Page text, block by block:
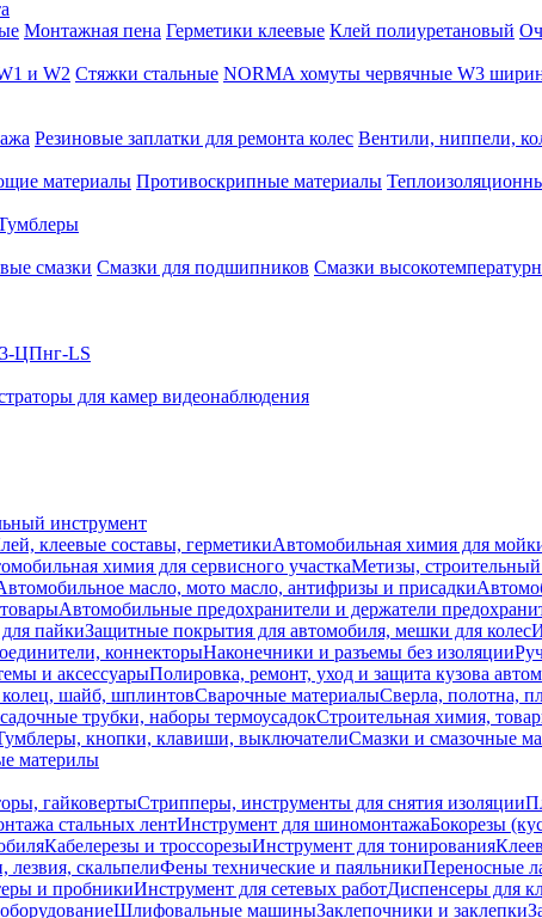
Монтажная пена Герметики клеевые Клей полиуретановый
и W2 Стяжки стальные NORMA хомуты червячные W3
Резиновые заплатки для ремонта колес Вентили, ниппели,
материалы Противоскрипные материалы
смазки Смазки для подшипников Смазки
ЦПнг-LS
для камер видеонаблюдения
инструмент
клеевые составы, герметикиАвтомобильная химия для
химия для сервисного участкаМетизы,
масло, мото масло, антифризы и присадки
Автомобильные предохранители и держатели
пайкиЗащитные покрытия для автомобиля, мешки для колес
коннекторыНаконечники и разъемы без изоляции
и аксессуарыПолировка, ремонт, уход и защита кузова
шайб, шплинтовСварочные материалыСверла, полотна,
трубки, наборы термоусадокСтроительная химия,
кнопки, клавиши, выключателиСмазки и смазочные
материлы
гайковертыСтрипперы, инструменты для снятия изоляции
стальных лентИнструмент для шиномонтажаБокорезы
Кабелерезы и троссорезыИнструмент для тонирования
лезвия, скальпелиФены технические и паяльникиПереносные
и пробникиИнструмент для сетевых работДиспенсеры для
Шлифовальные машиныЗаклепочники и заклепки